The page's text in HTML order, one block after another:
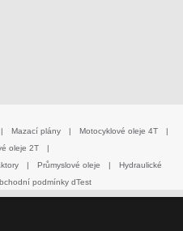
| Mazací plány | Motocyklové oleje 4T
|
oleje 2T
|
| Průmyslové oleje |
Hydraulické
podmínky dTest